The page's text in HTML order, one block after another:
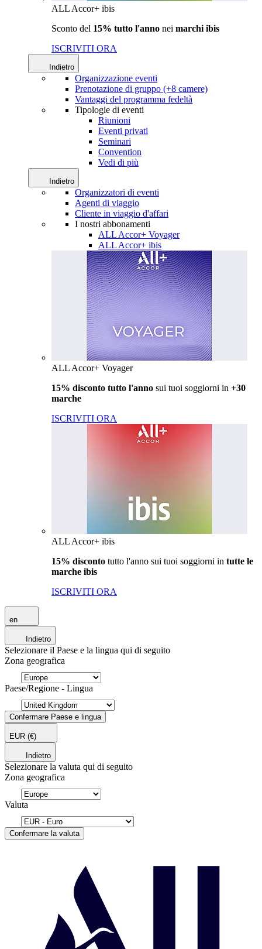
ALL Accor+ ibis
Sconto del 15% tutto l'anno nei marchi ibis
ISCRIVITI ORA
Indietro
Organizzazione eventi
Prenotazione di gruppo (+8 camere)
Vantaggi del programma fedeltà
Tipologie di eventi
Riunioni
Eventi privati
Seminari
Convention
Vedi di più
Indietro
Organizzatori di eventi
Agenti di viaggio
Cliente in viaggio d'affari
I nostri abbonamenti
ALL Accor+ Voyager
ALL Accor+ ibis
ALL Accor+ Voyager
15% disconto tutto l'anno sui tuoi soggiorni in +30
marche
ISCRIVITI ORA
ALL Accor+ ibis
15% disconto tutto l'anno sui tuoi soggiorni in tutte le
marche ibis
ISCRIVITI ORA
en
Indietro
Selezionare il Paese e la lingua qui di seguito
Zona geografica
Paese/Regione - Lingua
Confermare Paese e lingua
EUR (€)
Indietro
Selezionare la valuta qui di seguito
Zona geografica
Valuta
Confermare la valuta